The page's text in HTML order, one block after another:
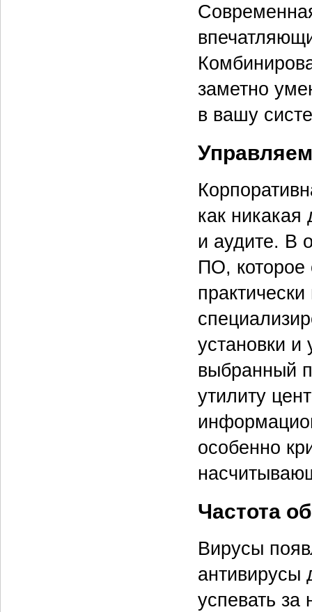
заметно
в вашу
как никакая
и аудите. В
ПО, которое
установки
выбранный
утилиту
особенно
Частота
Вирусы
антивирусы
успевать